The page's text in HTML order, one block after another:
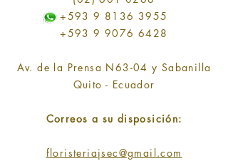
+593 9 8136 3955
+593 9 9076 6428
Av. de la Prensa N63-04 y Sabanilla
Quito - Ecuador
Correos a su disposición:
floristeriajsec@gmail.com